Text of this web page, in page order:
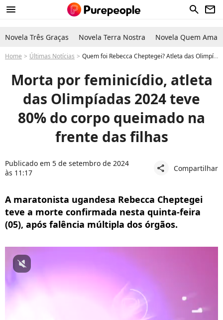
menu search newsletter
Novela Três Graças Novela Terra Nostra Novela Quem Ama
Home Últimas Notícias Quem foi Rebecca Cheptegei? Atleta das Olimpíadas 2024 morreu após ter o corpo queimado por ex
Morta por feminicídio, atleta
das Olimpíadas 2024 teve
80% do corpo queimado na
frente das filhas
Publicado em 5 de setembro de 2024
às 11:17
share Compartilhar
A maratonista ugandesa Rebecca Cheptegei
teve a morte confirmada nesta quinta-feira
(05), após falência múltipla dos órgãos.